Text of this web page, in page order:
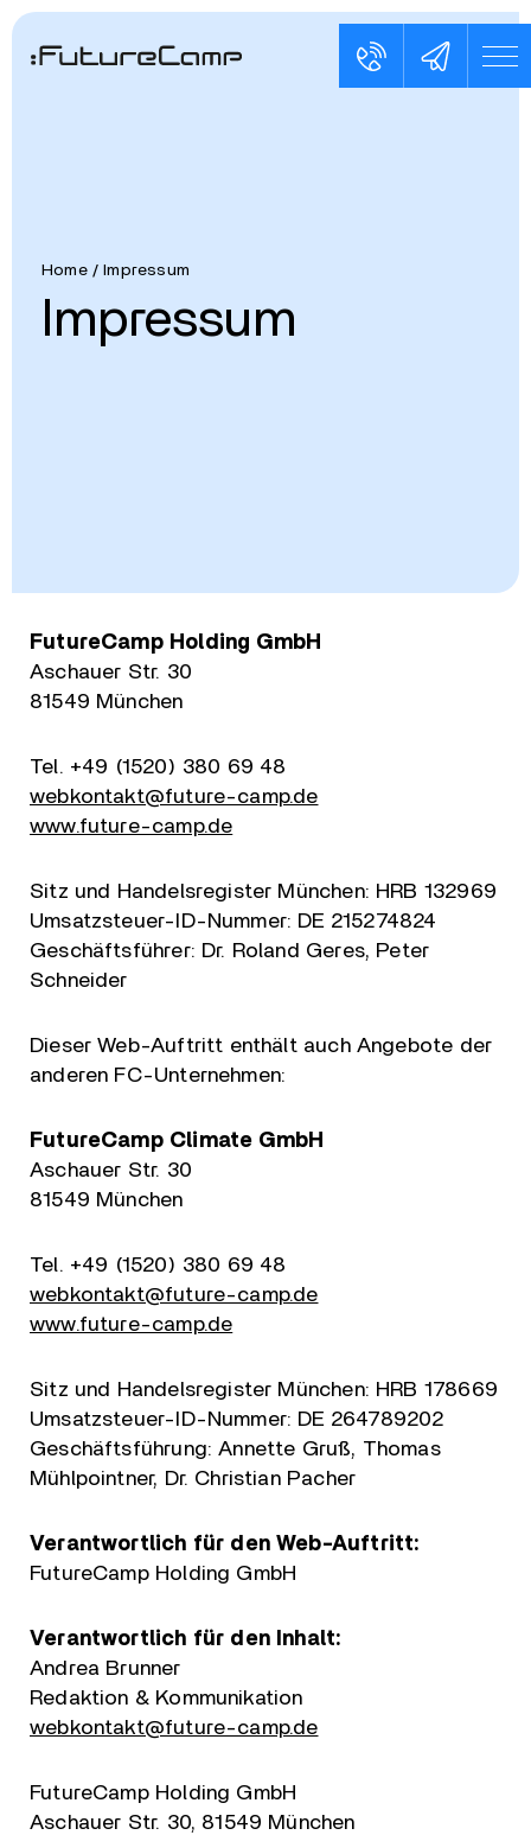
Home/ Impressum
Impressum
FutureCamp Holding GmbH
Aschauer Str. 30
81549 München
Tel. +49 (1520) 380 69 48
webkontakt@future-camp.de
www.future-camp.de
Sitz und Handelsregister München: HRB 132969
Umsatzsteuer-ID-Nummer: DE 215274824
Geschäftsführer: Dr. Roland Geres, Peter
Schneider
Dieser Web-Auftritt enthält auch Angebote der
anderen FC-Unternehmen:
FutureCamp Climate GmbH
Aschauer Str. 30
81549 München
Tel. +49 (1520) 380 69 48
webkontakt@future-camp.de
www.future-camp.de
Sitz und Handelsregister München: HRB 178669
Umsatzsteuer-ID-Nummer: DE 264789202
Geschäftsführung: Annette Gruß, Thomas
Mühlpointner, Dr. Christian Pacher
Verantwortlich für den Web-Auftritt:
FutureCamp Holding GmbH
Verantwortlich für den Inhalt:
Andrea Brunner
Redaktion & Kommunikation
webkontakt@future-camp.de
FutureCamp Holding GmbH
Aschauer Str. 30, 81549 München